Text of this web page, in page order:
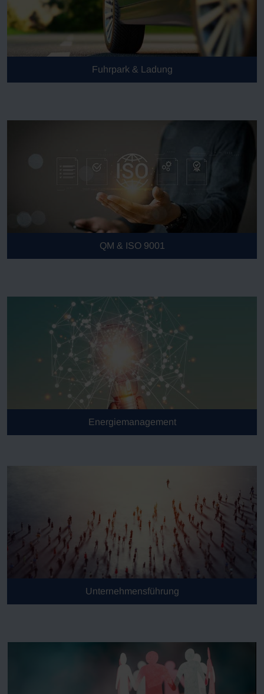
Fuhrpark & Ladung
QM & ISO 9001
Energiemanagement
Unternehmensführung